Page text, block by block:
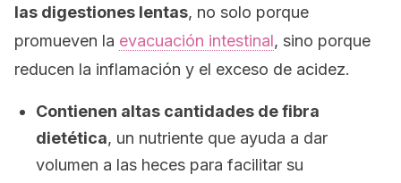
las digestiones lentas, no solo porque
promueven la evacuación intestinal, sino porque
reducen la inflamación y el exceso de acidez.
Contienen altas cantidades de fibra
dietética, un nutriente que ayuda a dar
volumen a las heces para facilitar su